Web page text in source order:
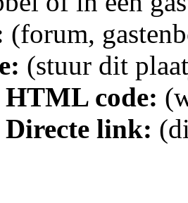
(forum,
(stuur dit
HTML code:
Directe link: